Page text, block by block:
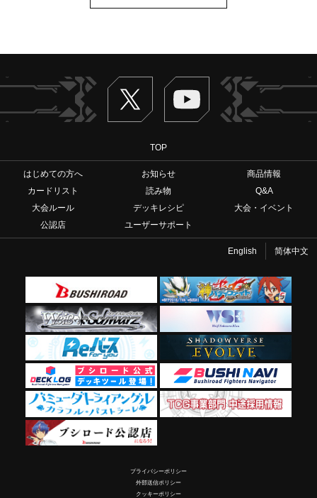
Twitter ヴァンガードch
TOP
はじめての方へ お知らせ
商品情報
カードリスト
読み物
Q&A
大会ルール
デッキレシピ
大会・イベント
公認店
ユーザーサポート
English 简体中文
プライバシーポリシー
外部送信ポリシー
クッキーポリシー